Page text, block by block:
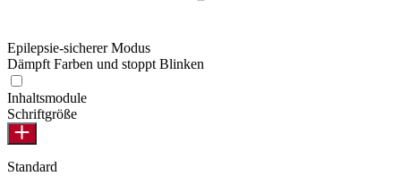
Epilepsie-sicherer Modus
Dämpft Farben und stoppt Blinken
Inhaltsmodule
Schriftgröße
Standard